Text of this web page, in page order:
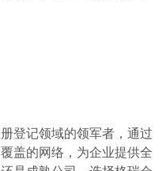
登记领域的领军者，通过
盖的网络，为企业提供全